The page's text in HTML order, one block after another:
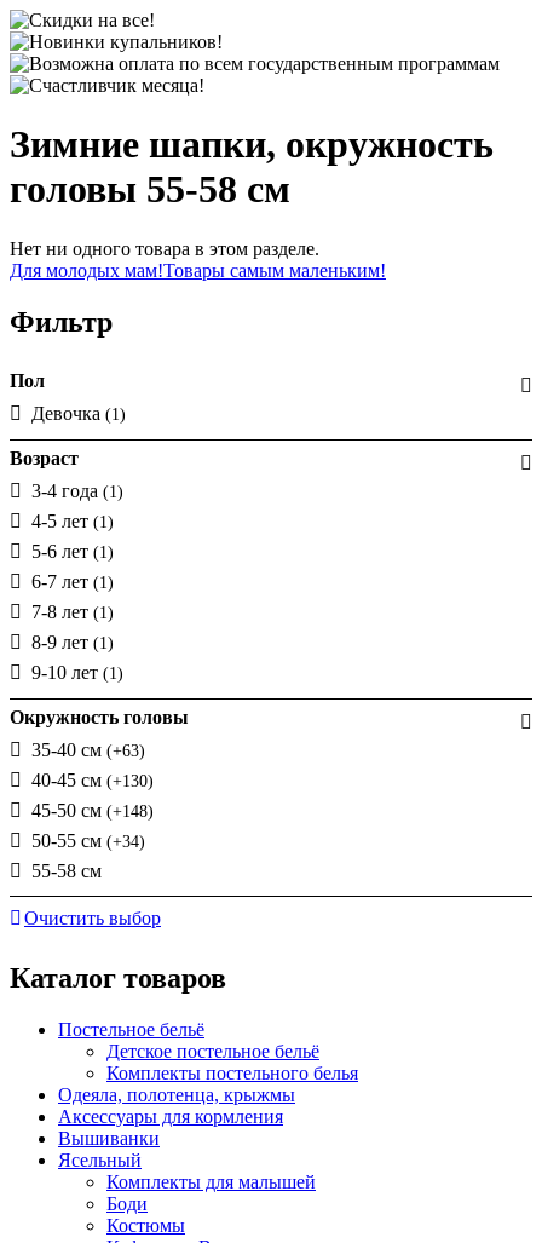
Зимние шапки, окружность
головы 55-58 см
Нет ни одного товара в этом разделе.
Для молодых мам!Товары самым маленьким!
Фильтр
Пол
Девочка (1)
Возраст
3-4 года (1)
4-5 лет (1)
5-6 лет (1)
6-7 лет (1)
7-8 лет (1)
8-9 лет (1)
9-10 лет (1)
Окружность головы
35-40 см (+63)
40-45 см (+130)
45-50 см (+148)
50-55 см (+34)
55-58 см
Очистить выбор
Каталог товаров
Постельное бельё
Детское постельное бельё
Комплекты постельного белья
Одеяла, полотенца, крыжмы
Аксессуары для кормления
Вышиванки
Ясельный
Комплекты для малышей
Боди
Костюмы